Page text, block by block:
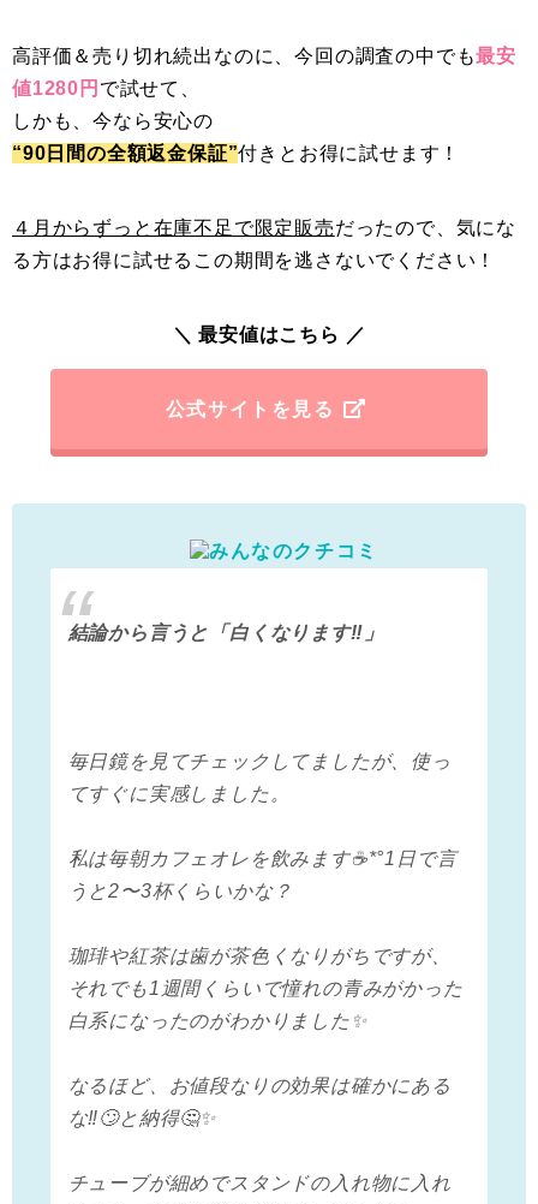
高評価＆売り切れ続出なのに、今回の調査の中でも最安
値1280円 で試せて、
しかも、今なら安心の
“90日間の全額返金保証”付きとお得に試せます！
４月からずっと在庫不足で限定販売だったので、気にな
る方はお得に試せるこの期間を逃さないでください！
＼ 最安値はこちら ／
公式サイトを見る
結論から言うと 「白くなります‼️」
毎日鏡を見てチェックしてましたが、 使っ
てすぐに実感しました。
私は毎朝カフェオレを飲みます☕*° 1日で言
うと2〜3杯くらいかな？
珈琲や紅茶は歯が茶色くなりがちですが、
それでも1週間くらいで憧れの青みがかった
白系になったのがわかりました✨
なるほど、お値段なりの効果は確かにある
な‼️🙄と納得🤔✨
チューブが細めでスタンドの入れ物に入れ